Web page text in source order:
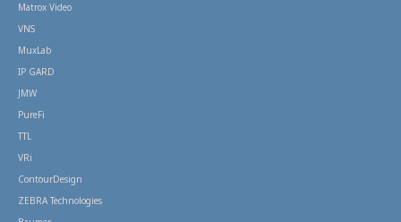
Matrox Video
VNS
MuxLab
IP GARD
JMW
PureFi
TTL
VRi
ContourDesign
ZEBRA Technologies